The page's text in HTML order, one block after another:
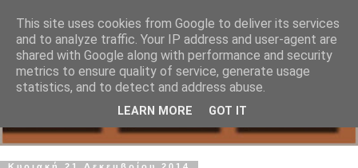
This site uses cookies from Google to deliver its services
and to analyze traffic. Your IP address and user-agent are
shared with Google along with performance and security
metrics to ensure quality of service, generate usage
statistics, and to detect and address abuse.
LEARN MORE GOT IT